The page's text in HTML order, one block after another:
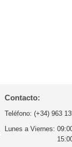
Contacto:
Teléfono: (+34) 963
Lunes a Viernes: